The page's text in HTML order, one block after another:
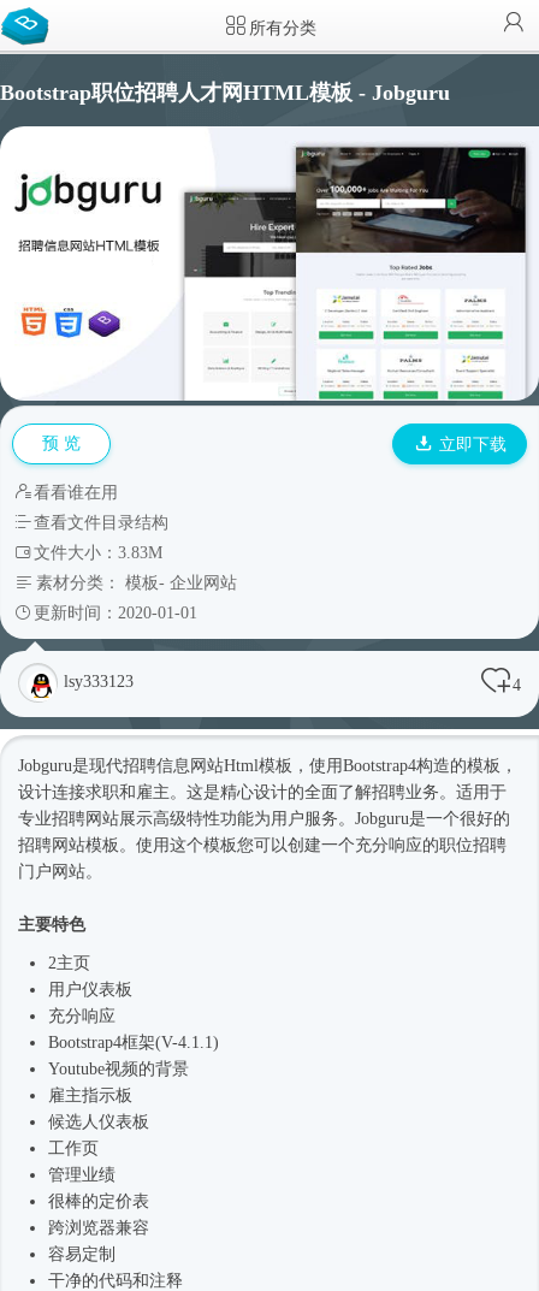
所有分类
Bootstrap职位招聘人才网HTML模板 - Jobguru
预 览 立即下载
看看谁在用
查看文件目录结构
文件大小：3.83M
素材分类： 模板- 企业网站
更新时间：2020-01-01
lsy333123 4
Jobguru是现代招聘信息网站Html模板 ，使用Bootstrap4构造的模板，
设计连接求职和雇主。这是精心设计的全面了解招聘业务。适用于
专业招聘网站展示高级特性功能为用户服务。Jobguru是一个很好的
招聘网站模板 。使用这个模板您可以创建一个充分响应的职位招聘
门户网站。
主要特色
2主页
用户仪表板
充分响应
Bootstrap4框架(V-4.1.1)
Youtube视频的背景
雇主指示板
候选人仪表板
工作页
管理业绩
很棒的定价表
跨浏览器兼容
容易定制
干净的代码和注释